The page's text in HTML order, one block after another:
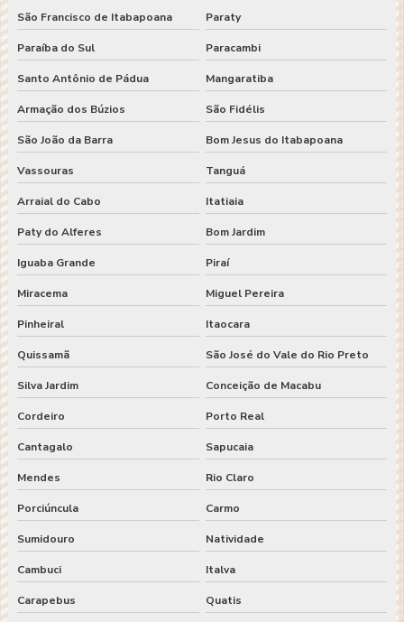
São Francisco de Itabapoana Paraty
Paraíba do Sul Paracambi
Santo Antônio de Pádua Mangaratiba
Armação dos Búzios São Fidélis
São João da Barra Bom Jesus do Itabapoana
Vassouras Tanguá
Arraial do Cabo Itatiaia
Paty do Alferes Bom Jardim
Iguaba Grande Piraí
Miracema Miguel Pereira
Pinheiral Itaocara
Quissamã São José do Vale do Rio Preto
Silva Jardim Conceição de Macabu
Cordeiro Porto Real
Cantagalo Sapucaia
Mendes Rio Claro
Porciúncula Carmo
Sumidouro Natividade
Cambuci Italva
Carapebus Quatis